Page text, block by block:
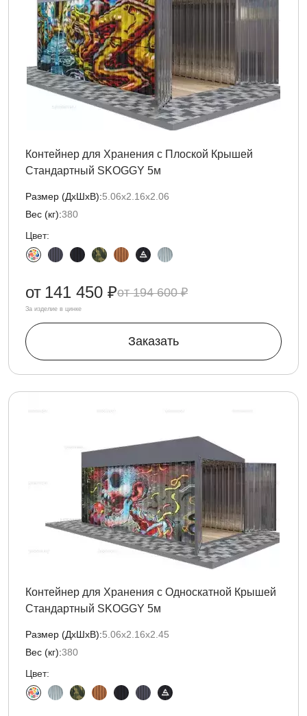
Контейнер для Хранения с Плоской Крышей
Стандартный SKOGGY 5м
Размер (ДxШxВ):5.06х2.16х2.06
Вес (кг):380
Цвет:
194 600 ₽
от 141 450 ₽
За изделие в цинке
Заказать
Контейнер для Хранения с Односкатной Крышей
Стандартный SKOGGY 5м
Размер (ДxШxВ):5.06х2.16х2.45
Вес (кг):380
Цвет: